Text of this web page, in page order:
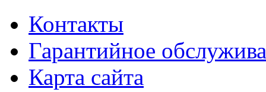
Контакты
Гарантийное
Карта сайта